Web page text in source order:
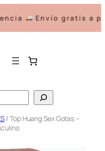
Envío gratis a partir
/ Top Huang Sex Gotas –